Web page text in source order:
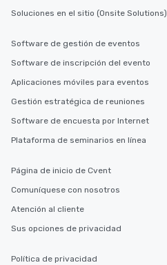
Soluciones en el sitio (Onsite Solutions)
Software de gestión de eventos
Software de inscripción del evento
Aplicaciones móviles para eventos
Gestión estratégica de reuniones
Software de encuesta por Internet
Plataforma de seminarios en línea
Página de inicio de Cvent
Comuníquese con nosotros
Atención al cliente
Sus opciones de privacidad
Política de privacidad